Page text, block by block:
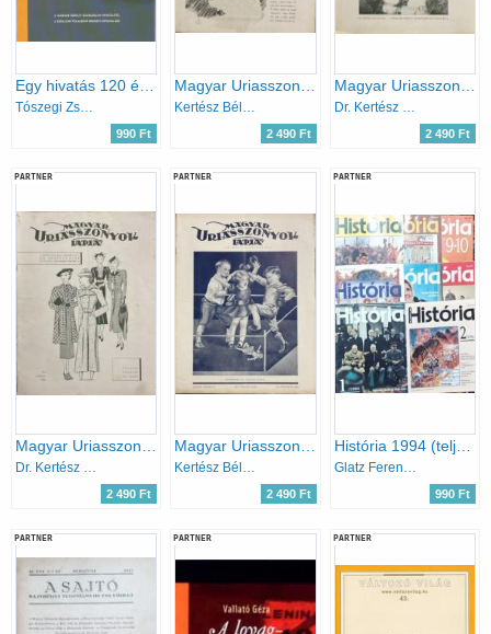
990 Ft 2 490 Ft 2 490 Ft
PARTNER
Dr. Kertész Elek
2 490 Ft
PARTNER
Kertész Béla (szerk.)
2 490 Ft
PARTNER
História 1994 (teljes évfolyam, lapszámonként)
Glatz Ferenc (szerk.)
990 Ft
PARTNER PARTNER PARTNER